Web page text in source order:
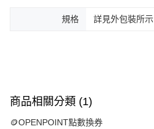
規格 詳見外包裝所示
商品相關分類 (1)
🪙OPENPOINT點數換券